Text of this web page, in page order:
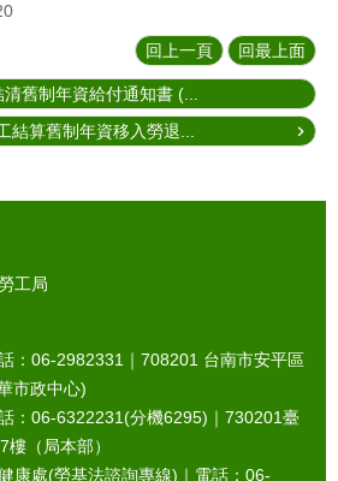
回上一頁 回最上面
清舊制年資給付通知書 (...
結算舊制年資移入勞退...
工局
：06-2982331｜ 708201 台南市安平區
市政中心)
：06-6322231(分機6295)｜ 730201臺
（局本部）
康處(勞基法諮詢專線)｜電話：06-